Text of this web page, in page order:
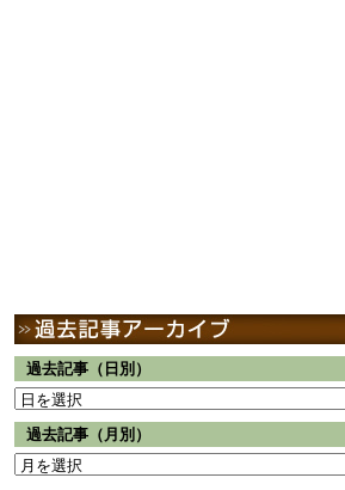
過去記事（日別）
過去記事（月別）